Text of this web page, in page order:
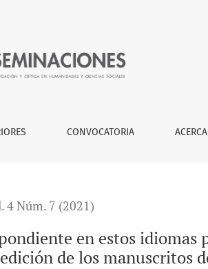
porque jamás se han visto en
CONVOCATORIA
4 Núm. 7 (2021)
en estos idiomas
de los manuscritos